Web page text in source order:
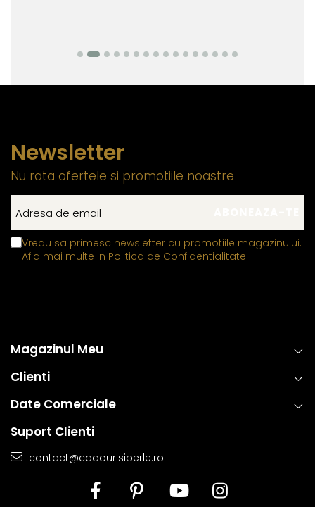
Newsletter
Nu rata ofertele si promotiile noastre
Vreau sa primesc newsletter cu promotiile magazinului.
Afla mai multe in Politica de Confidentialitate
Magazinul Meu
Clienti
Date Comerciale
Suport Clienti
contact@cadourisiperle.ro